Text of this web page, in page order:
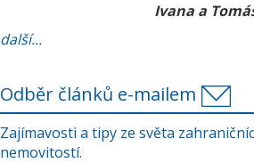
Ivana a
další...
Odběr článků e-mailem
Zajímavosti a tipy ze světa
nemovitostí.